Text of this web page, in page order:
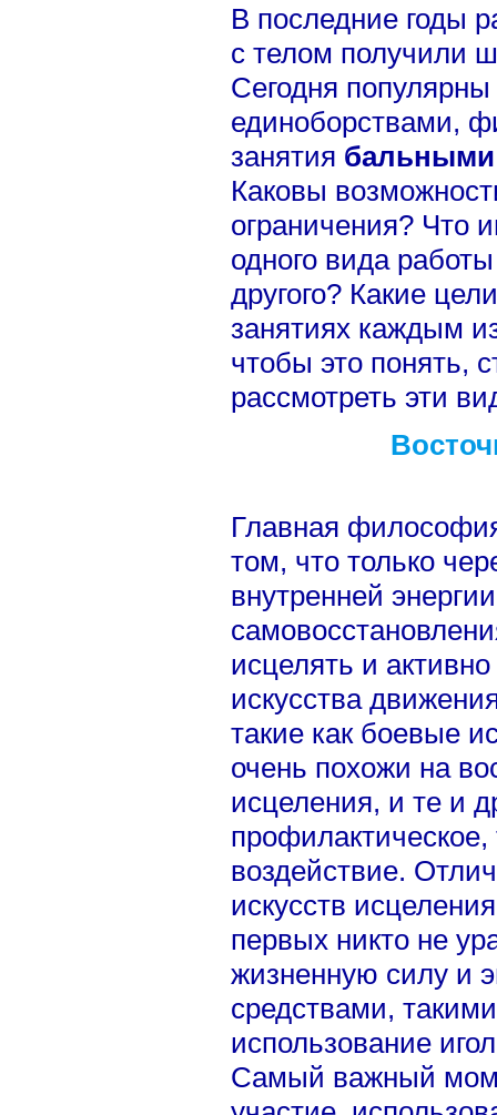
В последние годы
с телом получили
Сегодня
единоборствами,
занятия
Каковы
ограничения? Что
одного вида
другого? Какие
занятиях каждым
чтобы это понять,
рассмотреть эти
Главная
том, что только
внутренней
исцелять и
искусства
такие как боевые
очень похожи на
исцеления, и те и
воздействие.
искусств
первых никто не
жизненную силу и
средствами,
использование
Самый важный